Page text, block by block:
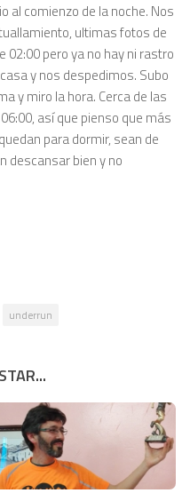
al comienzo de la noche. Nos
ultimas fotos de
02:00 pero ya no hay ni rastro
y nos despedimos. Subo
y miro la hora. Cerca de las
así que pienso que más
para dormir, sean de
descansar bien y no
underrun